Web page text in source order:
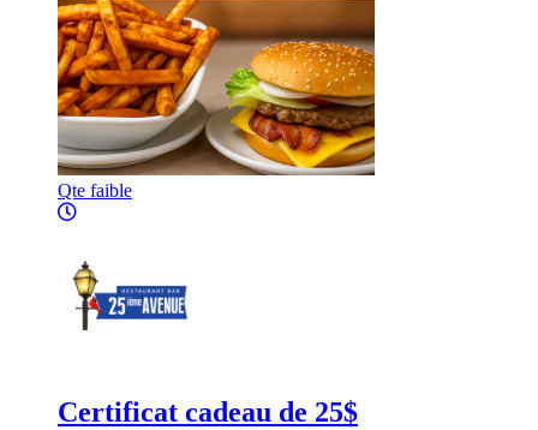
Qte faible
Certificat cadeau de 25$